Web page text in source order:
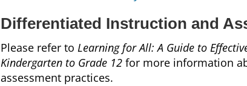
Differentiated Instruction and
Please refer to Learning for All: A Guide to
Kindergarten to Grade 12 for more information
assessment practices.